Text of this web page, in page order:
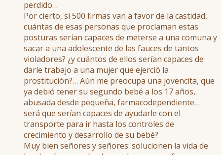
perdido…
Por cierto, si 500 firmas van a favor de la castidad,
cuántas de esas personas que proclaman estas
posturas serían capaces de meterse a una comuna y
sacar a una adolescente de las fauces de tantos
violadores? ¿y cuántos de ellos serían capaces de
darle trabajo a una mujer que ejerció la
prostitución?… Aún me preocupa una jovencita, que
ya debió tener su segundo bebé a los 17 años,
abusada desde pequeña, farmacodependiente…
será que serían capaces de ayudarle con el
transporte para ir hasta los controles de
crecimiento y desarrollo de su bebé?
Muy bien señores y señores: solucionen la vida de